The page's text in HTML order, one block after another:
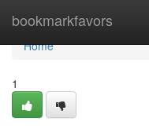
bookmarkfavors
Home
Home
1